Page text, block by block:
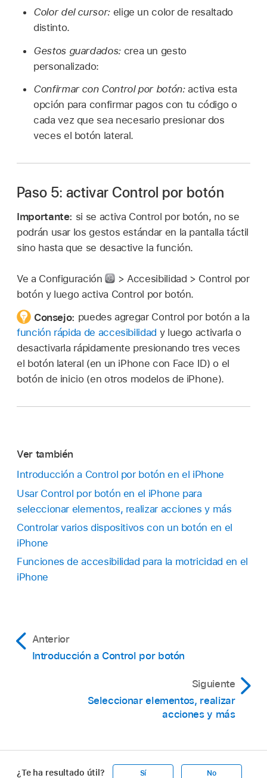
Color del cursor:elige un color de resaltado
distinto.
Gestos guardados:crea un gesto
personalizado:
Confirmar con Control por botón:activa esta
opción para confirmar pagos con tu código o
cada vez que sea necesario presionar dos
veces el botón lateral.
Paso 5: activar Control por botón
Importante: si se activa Control por botón, no se
podrán usar los gestos estándar en la pantalla táctil
sino hasta que se desactive la función.
Ve a Configuración
> Accesibilidad > Control por
botón y luego activa Control por botón.
Consejo: puedes agregar Control por botón a la
función rápida de accesibilidad y luego activarla o
desactivarla rápidamente presionando tres veces
el botón lateral (en un iPhone con Face ID) o el
botón de inicio (en otros modelos de iPhone).
Ver también
Introducción a Control por botón en el iPhone
Usar Control por botón en el iPhone para
seleccionar elementos, realizar acciones y más
Controlar varios dispositivos con un botón en el
iPhone
Funciones de accesibilidad para la motricidad en el
iPhone
Anterior
Introducción a Control por botón
Siguiente
Seleccionar elementos, realizar
acciones y más
¿Te ha resultado útil? Sí No